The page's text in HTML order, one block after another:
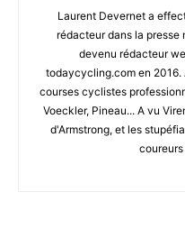
Laurent Devernet a
rédacteur dans la
devenu rédacteur
todaycycling.com en 2016.
courses cyclistes
Voeckler, Pineau... A vu
d'Armstrong, et les
coureurs